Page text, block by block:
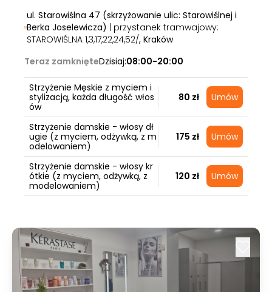
ul. Starowiślna 47 (skrzyżowanie ulic: Starowiślnej i
Berka Joselewicza) | przystanek tramwajowy:
STAROWIŚLNA 1,3,17,22,24,52/, Kraków
Teraz zamknięteDzisiaj:08:00-20:00
Strzyżenie Męskie z myciem i
stylizacją, każda długość włos
ów
80 zł Umów
Strzyżenie damskie - włosy dł
ugie (z myciem, odżywką, z m
odelowaniem)
175 zł Umów
Strzyżenie damskie - włosy kr
ótkie (z myciem, odżywką, z
modelowaniem)
120 zł Umów